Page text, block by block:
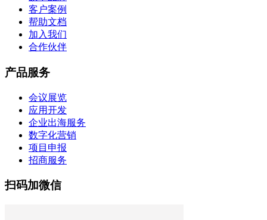
客户案例
帮助文档
加入我们
合作伙伴
产品服务
会议展览
应用开发
企业出海服务
数字化营销
项目申报
招商服务
扫码加微信